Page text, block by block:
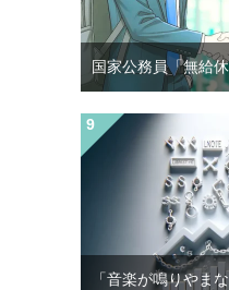
国家公務員「無給
「音楽が鳴りやま